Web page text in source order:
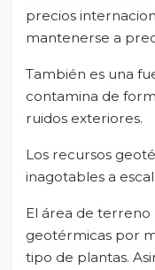
precios
mantenerse a
También es una
contamina de
ruidos exteriores.
Los recursos
inagotables a
El área de
geotérmicas por
tipo de plantas.